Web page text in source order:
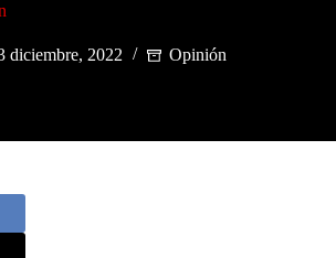
diciembre, 2022 Opinión